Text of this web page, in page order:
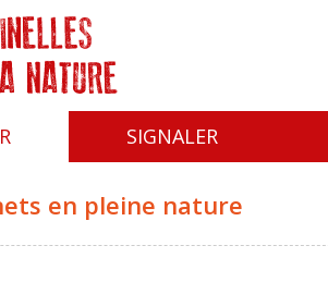
SIGNALER
en pleine nature
cookies